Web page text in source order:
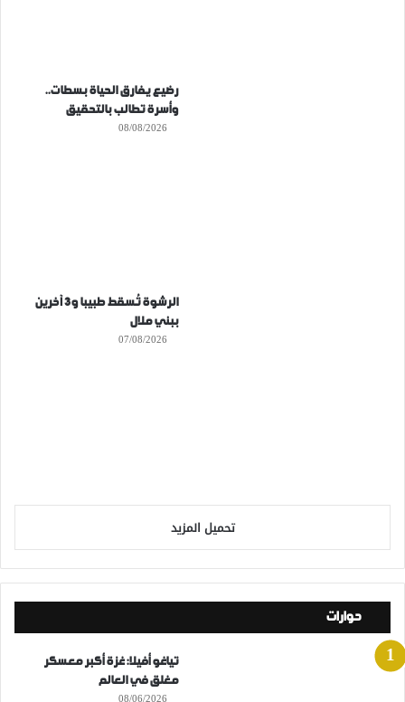
رضيع يفارق الحياة بسطات..
وأسرة تطالب بالتحقيق
08/08/2026
الرشوة تُسقط طبيبا و3 آخرين
ببني ملال
07/08/2026
تحميل المزيد
حوارات
تياغو أفيلا: غزة أكبر معسكر
مغلق في العالم